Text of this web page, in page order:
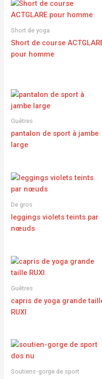
Short de yoga
Short de course
pour homme
Guêtres
pantalon de sport à jambe
large
De gros
leggings violets teints par
nœuds
Guêtres
capris de yoga grande
RUXI
Soutiens-gorge de sport